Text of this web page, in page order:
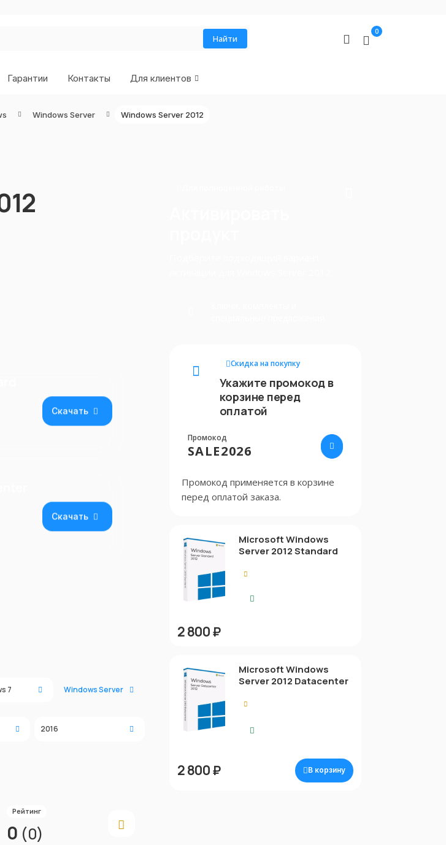
Найти
0
Гарантии Контакты Для клиентов
Windows Server Windows Server 2012
Скачать
Скачать
7 Windows Server
2016
Рейтинг
0 (0)
Скидка на покупку
Укажите промокод в
корзине перед
оплатой
Промокод
SALE2026
Промокод применяется в корзине
перед оплатой заказа.
Microsoft Windows
Server 2012 Standard
2 800 ₽
Microsoft Windows
Server 2012 Datacenter
2 800 ₽ В корзину